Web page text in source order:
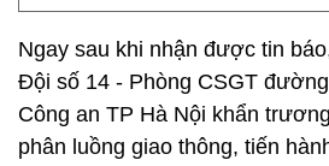
Ngay sau khi nhận được tin
Đội số 14 - Phòng CSGT
Công an TP Hà Nội khẩn
phân luồng giao thông, tiến